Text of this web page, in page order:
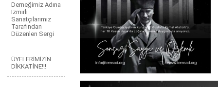
Derneğimiz Adına
İzmirli
Sanatçılarımız
Tarafından
Düzenlen Sergi
ÜYELERİMİZİN
DİKKATİNE!!!